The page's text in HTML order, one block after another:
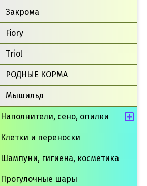
Закрома
Fiory
Triol
РОДНЫЕ КОРМА
Мышильд
Наполнители, сено, опилки
Клетки и переноски
Шампуни, гигиена, косметика
Прогулочные шары